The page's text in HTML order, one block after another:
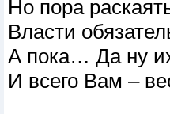
Но пора
Власти
А пока… Да ну
И всего Вам –